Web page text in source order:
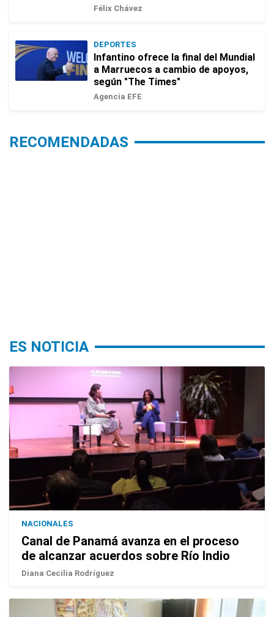
Félix Chávez
DEPORTES
Infantino ofrece la final del Mundial
a Marruecos a cambio de apoyos,
según "The Times"
Agencia EFE
RECOMENDADAS
ES NOTICIA
NACIONALES
Canal de Panamá avanza en el proceso
de alcanzar acuerdos sobre Río Indio
Diana Cecilia Rodríguez